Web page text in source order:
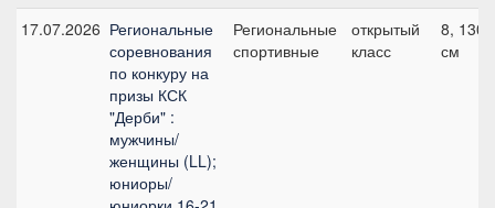
17.07.2026 Региональные
соревнования
по конкуру на
призы КСК
"Дерби" :
мужчины/
женщины (LL);
юниоры/
Региональные
спортивные
открытый
класс
8, 130
см